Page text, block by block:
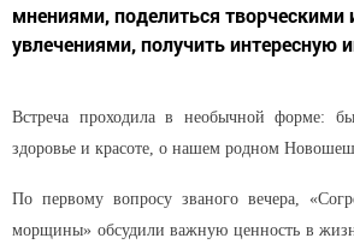
мнениями, поделиться творческими
увлечениями, получить
Встреча проходила в необычной форме:
здоровье и красоте, о нашем родном
По первому вопросу званого вечера,
морщины» обсудили важную ценность в